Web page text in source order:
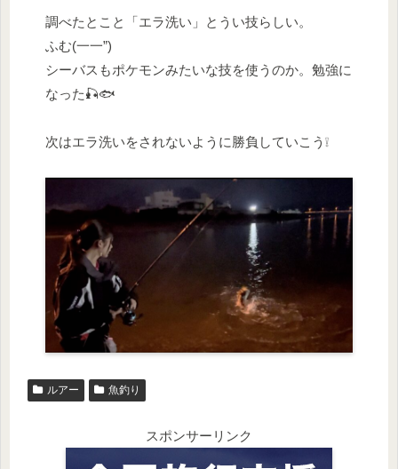
調べたとこと「エラ洗い」とうい技らしい。
ふむ(一一”)
シーバスもポケモンみたいな技を使うのか。勉強に
なった🎣🐟
次はエラ洗いをされないように勝負していこう❕
ルアー 魚釣り
スポンサーリンク